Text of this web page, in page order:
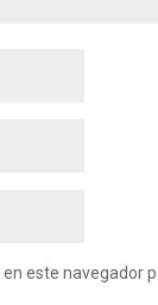
este navegador